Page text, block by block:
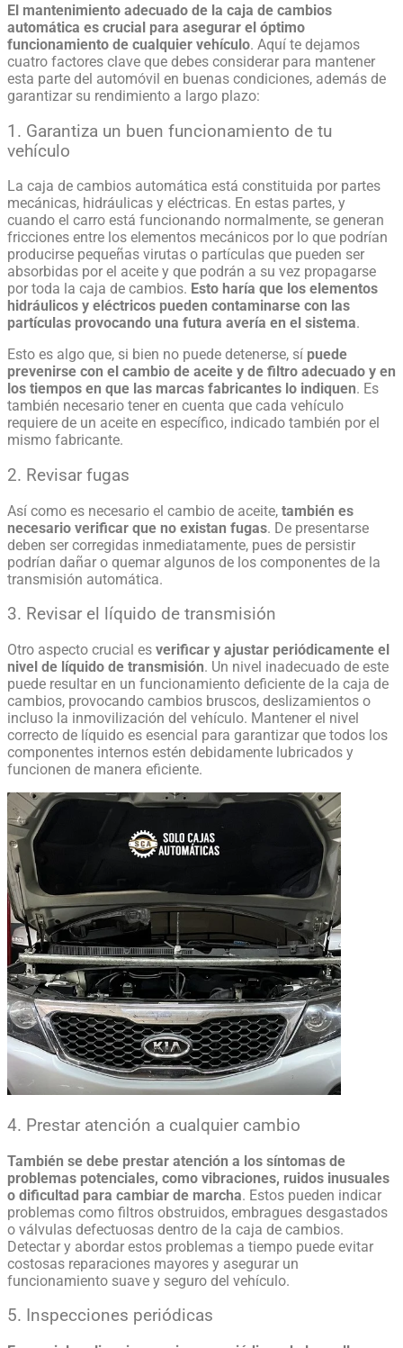
El mantenimiento adecuado de la caja de cambios
automática es crucial para asegurar el óptimo
funcionamiento de cualquier vehículo. Aquí te dejamos
cuatro factores clave que debes considerar para mantener
esta parte del automóvil en buenas condiciones, además de
garantizar su rendimiento a largo plazo:
1. Garantiza un buen funcionamiento de tu
vehículo
La caja de cambios automática está constituida por partes
mecánicas, hidráulicas y eléctricas. En estas partes, y
cuando el carro está funcionando normalmente, se generan
fricciones entre los elementos mecánicos por lo que podrían
producirse pequeñas virutas o partículas que pueden ser
absorbidas por el aceite y que podrán a su vez propagarse
por toda la caja de cambios. Esto haría que los elementos
hidráulicos y eléctricos pueden contaminarse con las
partículas provocando una futura avería en el sistema.
Esto es algo que, si bien no puede detenerse, sí puede
prevenirse con el cambio de aceite y de filtro adecuado y en
los tiempos en que las marcas fabricantes lo indiquen. Es
también necesario tener en cuenta que cada vehículo
requiere de un aceite en específico, indicado también por el
mismo fabricante.
2. Revisar fugas
Así como es necesario el cambio de aceite, también es
necesario verificar que no existan fugas. De presentarse
deben ser corregidas inmediatamente, pues de persistir
podrían dañar o quemar algunos de los componentes de la
transmisión automática.
3. Revisar el líquido de transmisión
Otro aspecto crucial es verificar y ajustar periódicamente el
nivel de líquido de transmisión. Un nivel inadecuado de este
puede resultar en un funcionamiento deficiente de la caja de
cambios, provocando cambios bruscos, deslizamientos o
incluso la inmovilización del vehículo. Mantener el nivel
correcto de líquido es esencial para garantizar que todos los
componentes internos estén debidamente lubricados y
funcionen de manera eficiente.
4. Prestar atención a cualquier cambio
También se debe prestar atención a los síntomas de
problemas potenciales, como vibraciones, ruidos inusuales
o dificultad para cambiar de marcha. Estos pueden indicar
problemas como filtros obstruidos, embragues desgastados
o válvulas defectuosas dentro de la caja de cambios.
Detectar y abordar estos problemas a tiempo puede evitar
costosas reparaciones mayores y asegurar un
funcionamiento suave y seguro del vehículo.
5. Inspecciones periódicas